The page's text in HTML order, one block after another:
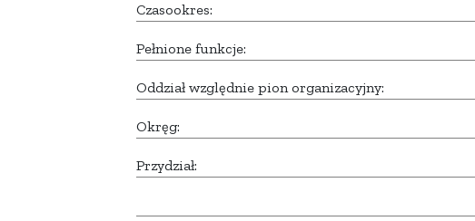
Czasookres:
Pełnione funkcje:
Oddział względnie pion organizacyjny:
Okręg:
Przydział: